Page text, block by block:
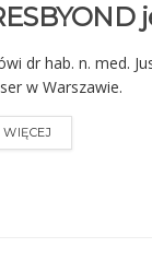
dr hab. n. med.
w Warszawie.
WIĘCEJ